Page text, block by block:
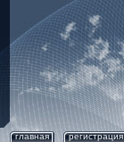
главная регистрация